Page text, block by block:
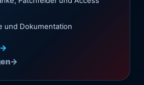
und Dokumentation
→
→